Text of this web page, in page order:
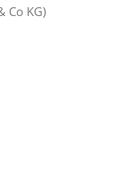
Co KG)